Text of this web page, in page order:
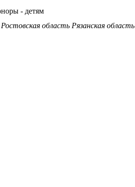
Ростовская область Рязанская область